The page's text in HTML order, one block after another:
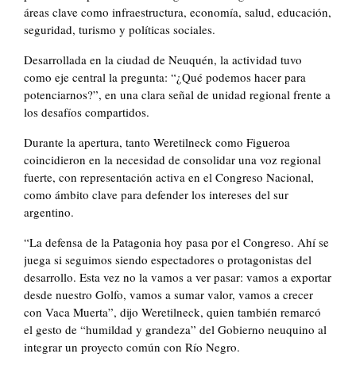
áreas clave como infraestructura, economía, salud, educación,
seguridad, turismo y políticas sociales.
Desarrollada en la ciudad de Neuquén, la actividad tuvo
como eje central la pregunta: “¿Qué podemos hacer para
potenciarnos?”, en una clara señal de unidad regional frente a
los desafíos compartidos.
Durante la apertura, tanto Weretilneck como Figueroa
coincidieron en la necesidad de consolidar una voz regional
fuerte, con representación activa en el Congreso Nacional,
como ámbito clave para defender los intereses del sur
argentino.
“La defensa de la Patagonia hoy pasa por el Congreso. Ahí se
juega si seguimos siendo espectadores o protagonistas del
desarrollo. Esta vez no la vamos a ver pasar: vamos a exportar
desde nuestro Golfo, vamos a sumar valor, vamos a crecer
con Vaca Muerta”, dijo Weretilneck, quien también remarcó
el gesto de “humildad y grandeza” del Gobierno neuquino al
integrar un proyecto común con Río Negro.